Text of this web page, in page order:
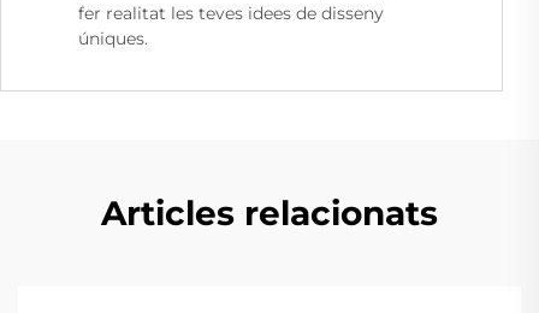
fer realitat les teves idees de disseny
úniques.
Articles relacionats